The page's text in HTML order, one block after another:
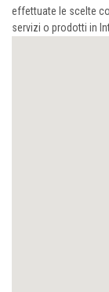
effettuate le scelte
servizi o prodotti in